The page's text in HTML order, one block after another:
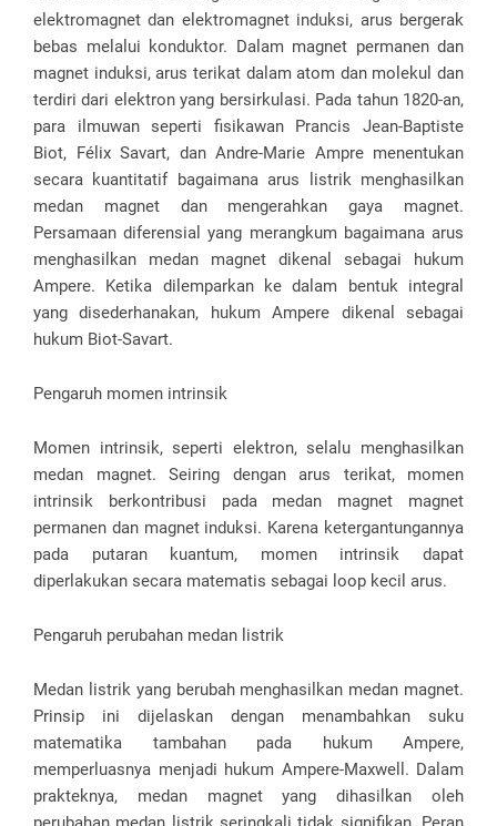
elektromagnet dan elektromagnet induksi, arus bergerak
bebas melalui konduktor. Dalam magnet permanen dan
magnet induksi, arus terikat dalam atom dan molekul dan
terdiri dari elektron yang bersirkulasi. Pada tahun 1820-an,
para ilmuwan seperti fisikawan Prancis Jean-Baptiste
Biot, Félix Savart, dan Andre-Marie Ampre menentukan
secara kuantitatif bagaimana arus listrik menghasilkan
medan magnet dan mengerahkan gaya magnet.
Persamaan diferensial yang merangkum bagaimana arus
menghasilkan medan magnet dikenal sebagai hukum
Ampere. Ketika dilemparkan ke dalam bentuk integral
yang disederhanakan, hukum Ampere dikenal sebagai
hukum Biot-Savart.
Pengaruh momen intrinsik
Momen intrinsik, seperti elektron, selalu menghasilkan
medan magnet. Seiring dengan arus terikat, momen
intrinsik berkontribusi pada medan magnet magnet
permanen dan magnet induksi. Karena ketergantungannya
pada putaran kuantum, momen intrinsik dapat
diperlakukan secara matematis sebagai loop kecil arus.
Pengaruh perubahan medan listrik
Medan listrik yang berubah menghasilkan medan magnet.
Prinsip ini dijelaskan dengan menambahkan suku
matematika tambahan pada hukum Ampere,
memperluasnya menjadi hukum Ampere-Maxwell. Dalam
prakteknya, medan magnet yang dihasilkan oleh